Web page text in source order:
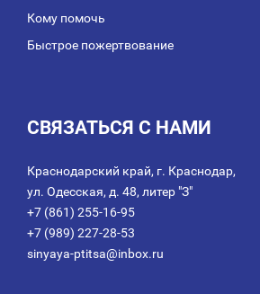
Кому помочь
Быстрое пожертвование
СВЯЗАТЬСЯ С НАМИ
Краснодарский край, г. Краснодар,
ул. Одесская, д. 48, литер "З"
+7 (861) 255-16-95
+7 (989) 227-28-53
sinyaya-ptitsa@inbox.ru